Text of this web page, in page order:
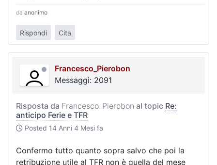
da anonimo
Rispondi Cita
Francesco_Pierobon
Messaggi: 2091
Risposta da Francesco_Pierobon al topic Re:
anticipo Ferie e TFR
Posted 14 Anni 4 Mesi fa
Confermo tutto quanto sopra salvo che poi la
retribuzione utile al TFR non è quella del mese